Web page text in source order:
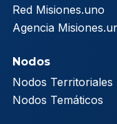
Red Misiones.uno
Agencia
Nodos
Nodos Territoriales
Nodos Temáticos